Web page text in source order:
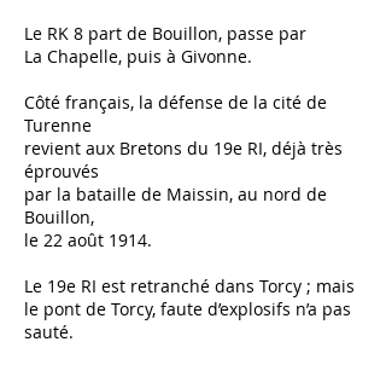
Le RK 8 part de Bouillon, passe par
La Chapelle, puis à Givonne.
Côté français, la défense de la cité de
Turenne
revient aux Bretons du 19e RI, déjà très
éprouvés
par la bataille de Maissin, au nord de
Bouillon,
le 22 août 1914.
Le 19e RI est retranché dans Torcy ; mais
le pont de Torcy, faute d’explosifs n’a pas
sauté.